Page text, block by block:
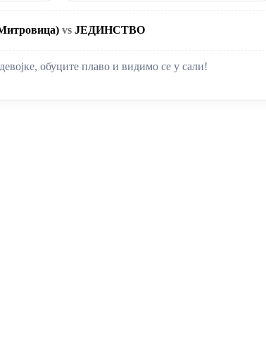
vs ЈЕДИНСТВО
обуците плаво и видимо се у сали!